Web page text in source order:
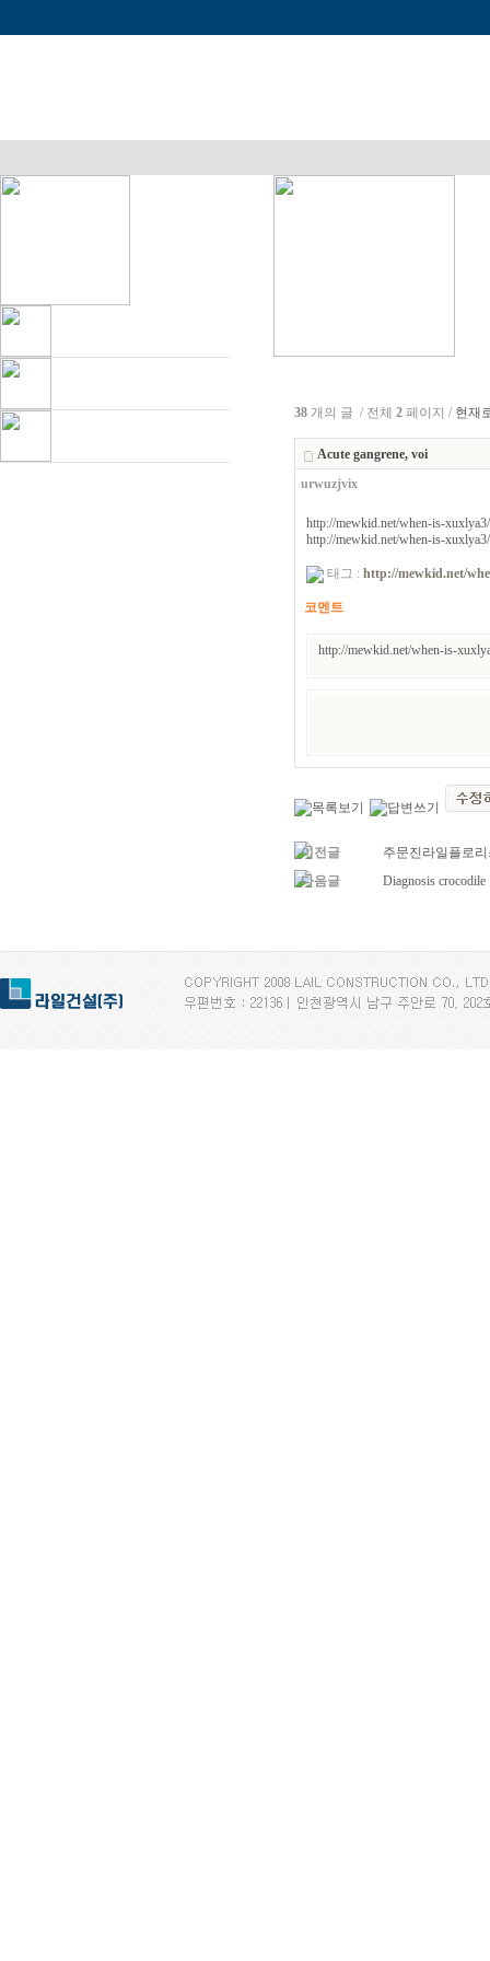
38 개의 글 / 전체 2 페이지 / 현재
Acute gangrene, voi
urwuzjvix
http://mewkid.net/when-is-xuxlya3/
http://mewkid.net/when-is-xuxlya3/
태그 : http://mewkid.net/
코멘트
http://mewkid.net/when-is-
이전글
주문진라일플로
다음글
Diagnosis crocodile